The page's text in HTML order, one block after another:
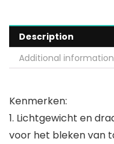
Description
Additional information
Kenmerken:
1. Lichtgewicht en
voor het bleken van